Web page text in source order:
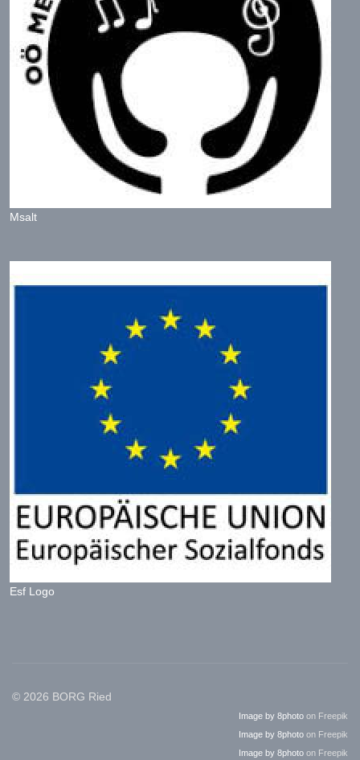
Msalt
Esf Logo
© 2026 BORG Ried
Image by 8photo on Freepik
Image by 8photo on Freepik
Image by 8photo on Freepik